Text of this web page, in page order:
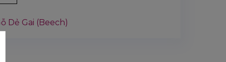
Dẻ Gai (Beech)